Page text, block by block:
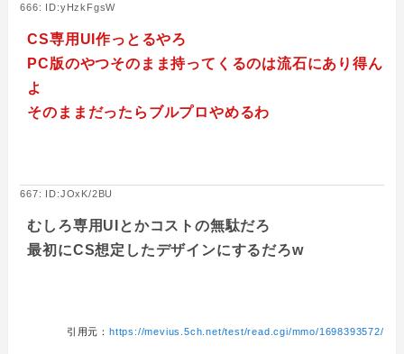
666: ID:yHzkFgsW
CS専用UI作っとるやろ
PC版のやつそのまま持ってくるのは流石にあり得ん
よ
そのままだったらブルプロやめるわ
667: ID:JOxK/2BU
むしろ専用UIとかコストの無駄だろ
最初にCS想定したデザインにするだろw
引用元： https://mevius.5ch.net/test/read.cgi/mmo/1698393572/